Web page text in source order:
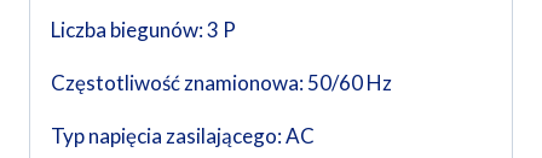
Liczba biegunów: 3 P
Częstotliwość znamionowa: 50/60 Hz
Typ napięcia zasilającego: AC